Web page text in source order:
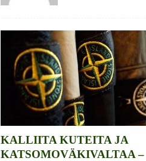
KALLIITA KUTEITA JA
KATSOMOVÄKIVALTAA –